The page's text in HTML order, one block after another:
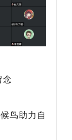
念
鸟助力自